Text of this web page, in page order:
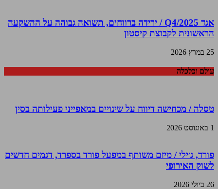
אגד Q4/2025 / ירידה ברווחים, תשואה גבוהה על ההשקעה
הראשונית לקבוצת קיסטון
25 במרץ 2026
עולם וכלכלה
טסלה / מכחישה דיווח על שינויים במאפייני פעילותה בסין
1 באוגוסט 2026
פורד, ג׳ילי / מיזם משותף במפעל פורד בספרד, דגמים חדשים
לשוק האירופי
26 ביולי 2026